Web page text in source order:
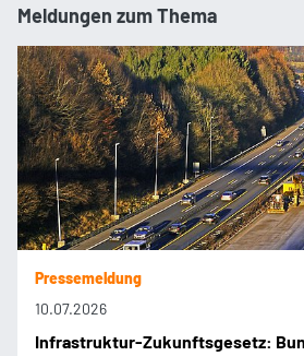
Meldungen zum Thema
Pressemeldung
10.07.2026
Infrastruktur-Zukunftsgesetz: